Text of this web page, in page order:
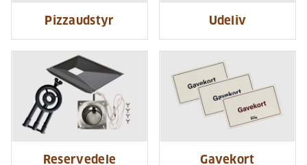
Pizzaudstyr Udeliv
Reservedele Gavekort